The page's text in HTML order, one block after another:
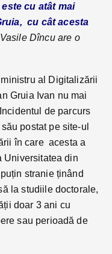
cu atât mai
cu cât acesta
Dîncu are o
al Digitalizării
Gruia Ivan nu mai
de parcurs
postat pe site-ul
în care acesta a
Universitatea din
stranie ținând
la studiile doctorale,
doar 3 ani cu
sau perioadă de